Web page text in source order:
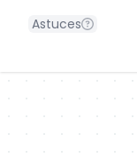
Astuces